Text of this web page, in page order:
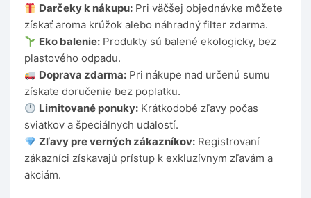
Darčeky k nákupu: Pri väčšej objednávke môžete
získať aroma krúžok alebo náhradný filter zdarma.
Eko balenie: Produkty sú balené ekologicky, bez
plastového odpadu.
Doprava zdarma: Pri nákupe nad určenú sumu
získate doručenie bez poplatku.
Limitované ponuky: Krátkodobé zľavy počas
sviatkov a špeciálnych udalostí.
Zľavy pre verných zákazníkov: Registrovaní
zákazníci získavajú prístup k exkluzívnym zľavám a
akciám.